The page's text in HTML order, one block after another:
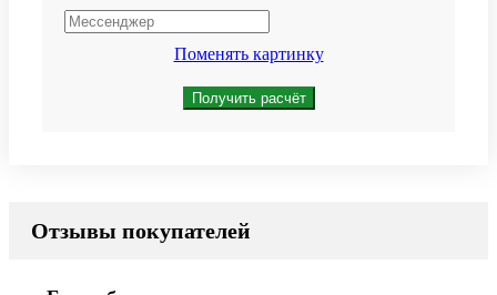
Поменять картинку
Получить расчёт
Отзывы покупателей